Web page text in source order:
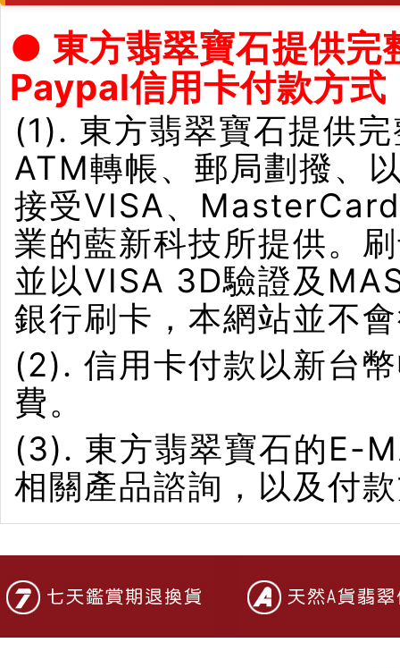
● 東方翡翠寶石提供完
Paypal信用卡付款方式
(1). 東方翡翠寶石提供
ATM轉帳、郵局劃撥、
接受VISA、
業的藍新科技所提供。
並以VISA 3D驗證及
銀行刷卡，本網站並不
(2). 信用卡付款以新台
費。
(3). 東方翡翠寶石的E-
相關產品諮詢，以及付